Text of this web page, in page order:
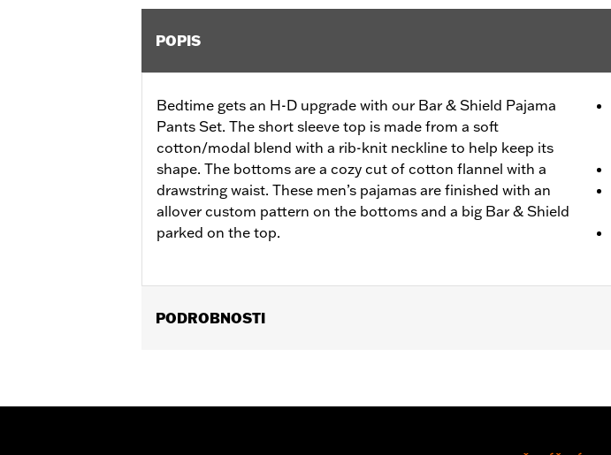
POPIS
Bedtime gets an H-D upgrade with our Bar & Shield Pajama
Pants Set. The short sleeve top is made from a soft
cotton/modal blend with a rib-knit neckline to help keep its
shape. The bottoms are a cozy cut of cotton flannel with a
drawstring waist. These men’s pajamas are finished with an
allover custom pattern on the bottoms and a big Bar & Shield
parked on the top.
PODROBNOSTI
Origin:Imported